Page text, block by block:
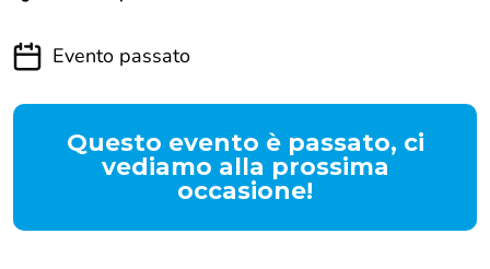
Evento passato
Questo evento è passato, ci
vediamo alla prossima
occasione!